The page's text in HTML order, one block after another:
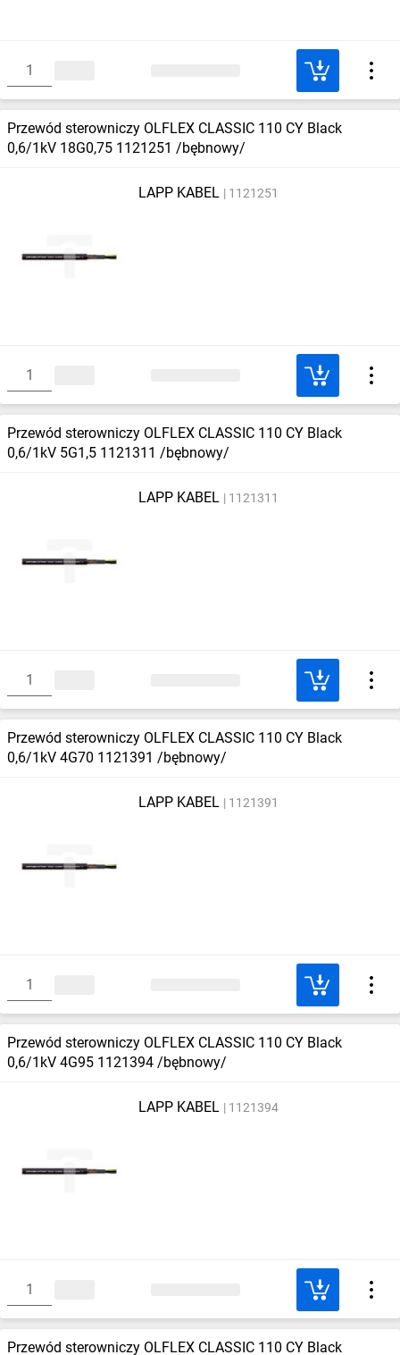
Przewód sterowniczy OLFLEX CLASSIC 110 CY Black
0,6/1kV 18G0,75 1121251 /bębnowy/
LAPP KABEL 1121251
Przewód sterowniczy OLFLEX CLASSIC 110 CY Black
0,6/1kV 5G1,5 1121311 /bębnowy/
LAPP KABEL 1121311
Przewód sterowniczy OLFLEX CLASSIC 110 CY Black
0,6/1kV 4G70 1121391 /bębnowy/
LAPP KABEL 1121391
Przewód sterowniczy OLFLEX CLASSIC 110 CY Black
0,6/1kV 4G95 1121394 /bębnowy/
LAPP KABEL 1121394
Przewód sterowniczy OLFLEX CLASSIC 110 CY Black